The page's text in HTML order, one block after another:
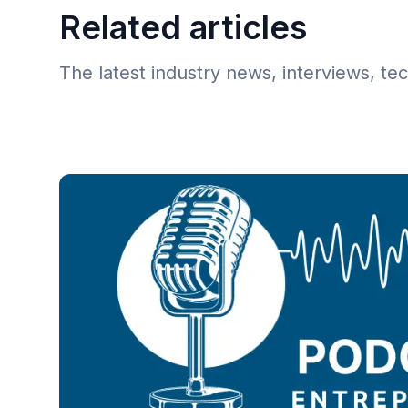
Related articles
The latest industry news, interviews,